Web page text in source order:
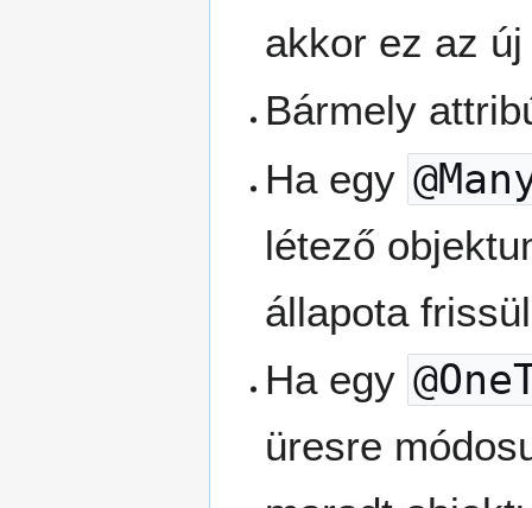
akkor ez az
Bármely
Ha egy
létező
állapota
Ha egy
üresre